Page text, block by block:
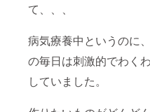
て、、、
病気療養中というのに
の毎日は刺激的でわく
していました。